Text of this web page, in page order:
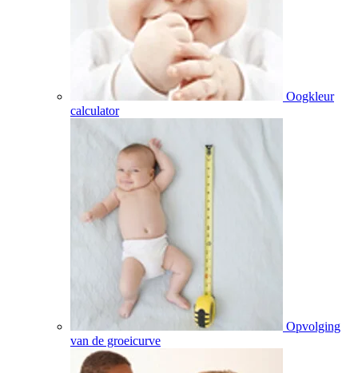
Oogkleur
calculator
Opvolging
van de groeicurve